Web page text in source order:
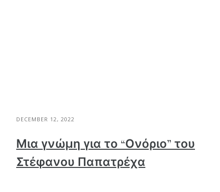
DECEMBER 12, 2022
Μια γνώμη για το “Ονόριο” του
Στέφανου Παπατρέχα